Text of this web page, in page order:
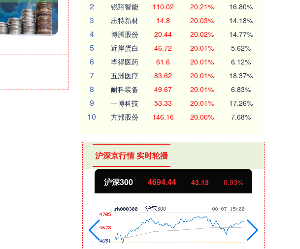
2 锐翔智能 110.02 20.21% 16.80%
3 志特新材 14.8 20.03% 14.18%
4 博腾股份 20.44 20.02% 14.77%
5 近岸蛋白 46.72 20.01% 5.62%
6 毕得医药 61.6 20.01% 6.12%
7 五洲医疗 83.62 20.01% 18.37%
8 耐科装备 49.67 20.01% 6.83%
9 一博科技 53.33 20.01% 17.26%
10 方邦股份 146.16 20.00% 7.68%
沪深京行情 实时轮播
沪深300 4694.44 43.13 0.93%